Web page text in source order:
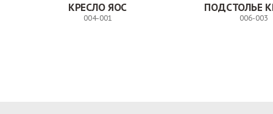
КРЕСЛО ЯОС
004-001
ПОДСТОЛЬЕ
006-003